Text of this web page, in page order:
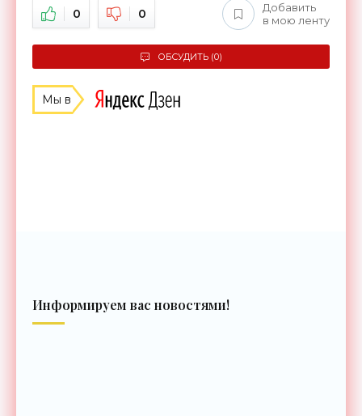
0 0
Добавить
в мою ленту
ОБСУДИТЬ (0)
Мы в
Информируем вас новостями!